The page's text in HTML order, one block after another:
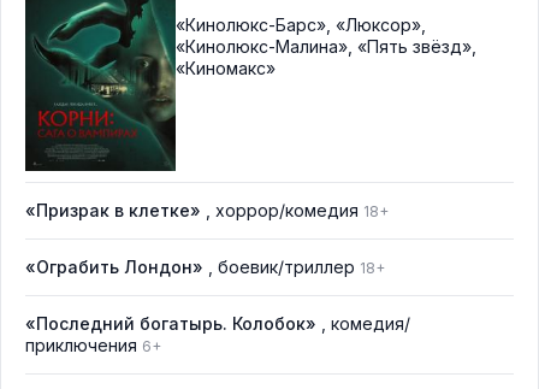
«Кинолюкс-Барс» «Люксор»
«Кинолюкс-Малина» «Пять звёзд»
«Киномакс»
«Призрак в клетке» , хоррор/комедия 18+
«Ограбить Лондон» , боевик/триллер 18+
«Последний богатырь. Колобок»
, комедия/
приключения 6+